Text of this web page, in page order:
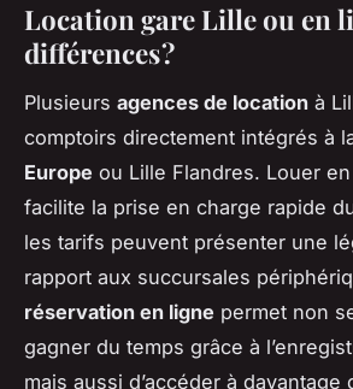
Location gare Lille ou en
différences ?
Plusieurs agences de location à
comptoirs directement intégrés à
Europe ou Lille Flandres. Louer
facilite la prise en charge rapide
les tarifs peuvent présenter une
rapport aux succursales
réservation en ligne permet non
gagner du temps grâce à
mais aussi d’accéder à